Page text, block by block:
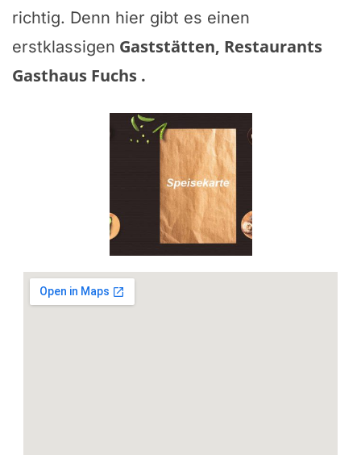
richtig. Denn hier gibt es einen
erstklassigen Gaststätten, Restaurants
Gasthaus Fuchs .